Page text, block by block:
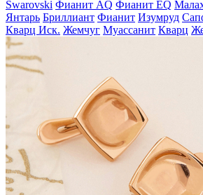
Swarovski Фианит AQ Фианит EQ
Янтарь Бриллиант Фианит Изумруд
Кварц Иск. Жемчуг Муассанит Кварц